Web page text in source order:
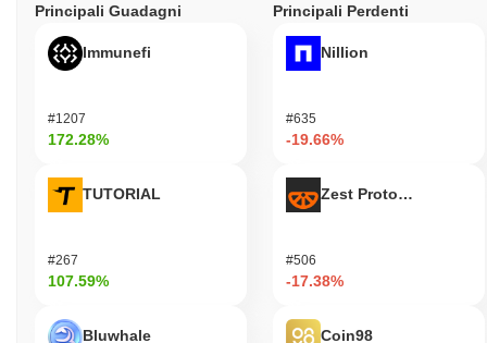
Principali Guadagni
Immunefi
#1207
172.28%
TUTORIAL
#267
107.59%
Bluwhale
Principali Perdenti
Nillion
#635
-19.66%
Zest Protocol
#506
-17.38%
Coin98